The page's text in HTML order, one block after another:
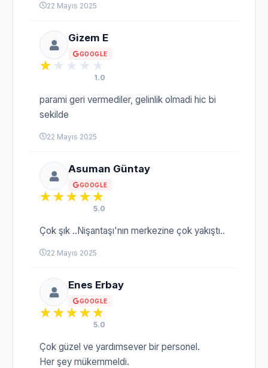
22 Mayıs 2025
Gizem E
GOOGLE
1.0
parami geri vermediler, gelinlik olmadi hic bi
sekilde
22 Mayıs 2025
Asuman Güntay
GOOGLE
5.0
Çok şık ..Nişantaşı'nın merkezine çok yakıştı..
22 Mayıs 2025
Enes Erbay
GOOGLE
5.0
Çok güzel ve yardımsever bir personel.
Her şey mükemmeldi.